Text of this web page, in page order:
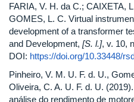
FARIA, V. H. da C.; CAIXETA,
GOMES, L. C. Virtual
development of a transformer
and Development, [S. l.], v. 10,
DOI: https://doi.org/10.33448/
Pinheiro, V. M. U. F. d. U.,
Oliveira, C. A. U. F. d. U.
análise do rendimento de